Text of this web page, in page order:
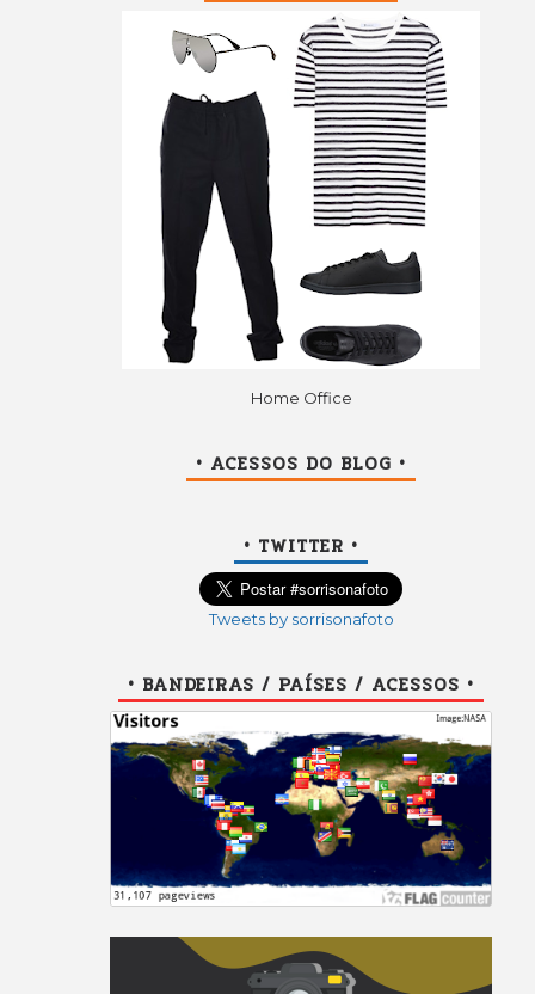
Home Office
• ACESSOS DO BLOG •
• TWITTER •
Tweets by sorrisonafoto
• BANDEIRAS / PAÍSES / ACESSOS •